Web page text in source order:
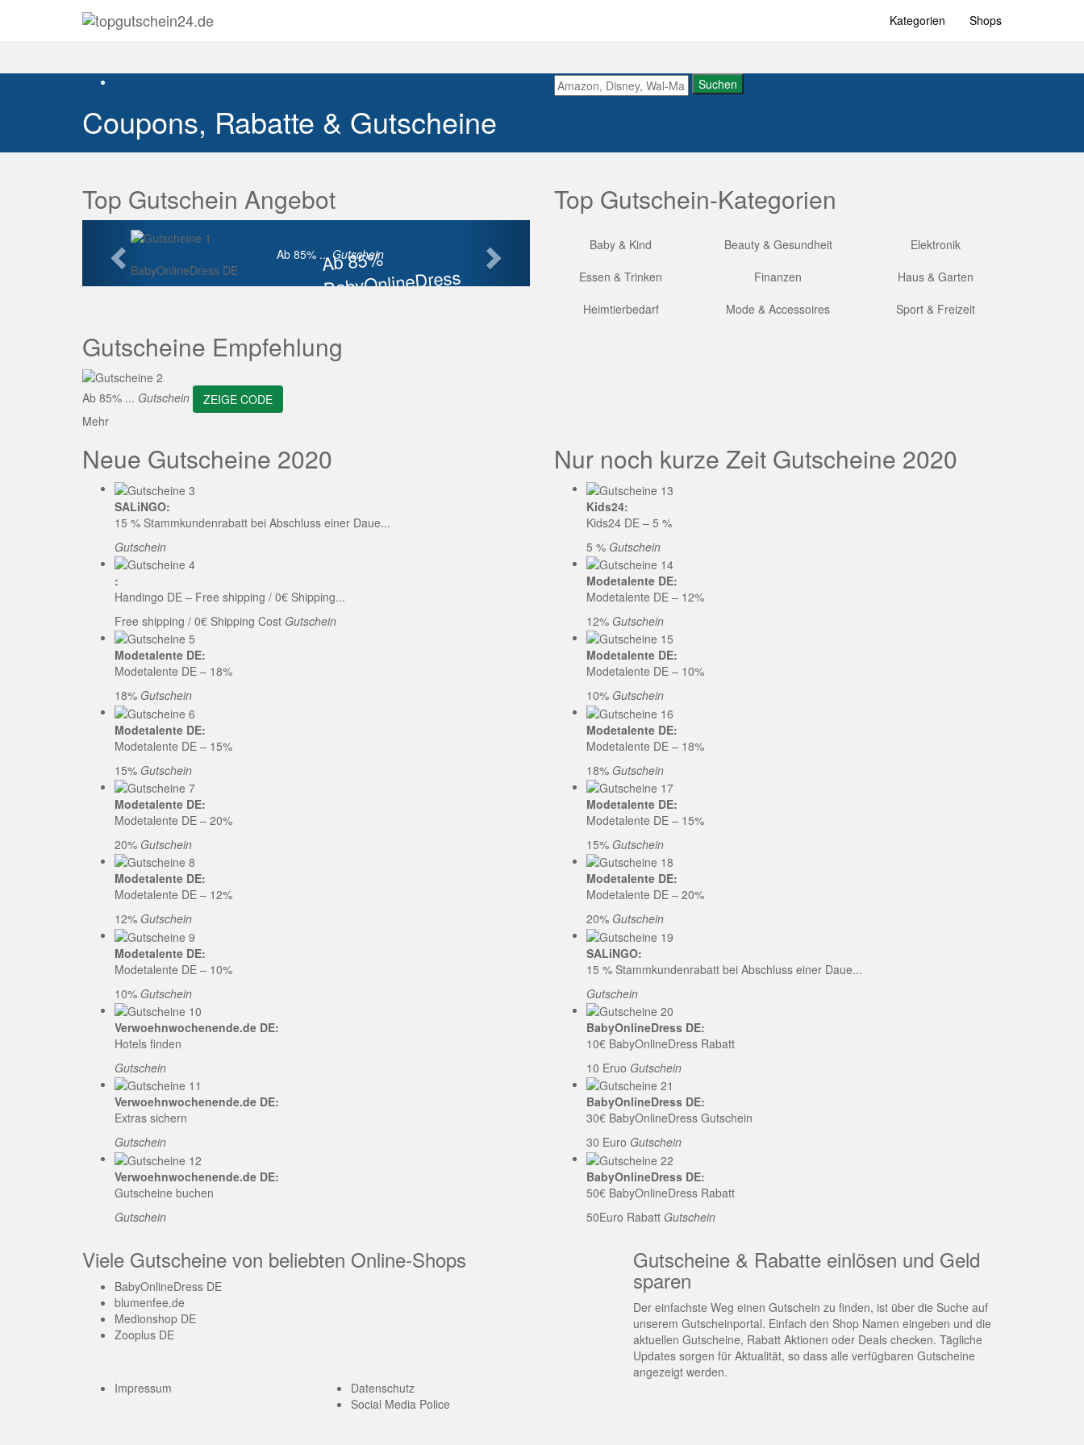
Kategorien Shops
Coupons, Rabatte & Gutscheine
Suchen
Top Gutschein Angebot
Ab 85%
BabyOnlineDress
ZEIGE CODE
Ab 85% ... Gutschein
BabyOnlineDress DE
Vorherige
Top Gutschein-Kategorien
Baby & Kind Beauty & Gesundheit
Elektronik
Essen & Trinken
Finanzen
Haus & Garten
Heimtierbedarf
Mode & Accessoires Sport & Freizeit
Gutscheine Empfehlung
Ab 85% ... Gutschein
ZEIGE CODE
Mehr
Neue Gutscheine 2020
SALiNGO:
15 % Stammkundenrabatt bei Abschluss einer Daue...
Gutschein
:
Handingo DE – Free shipping / 0€ Shipping...
Free shipping / 0€ Shipping Cost Gutschein
Modetalente DE:
Modetalente DE – 18%
18% Gutschein
Modetalente DE:
Modetalente DE – 15%
15% Gutschein
Modetalente DE:
Modetalente DE – 20%
20% Gutschein
Modetalente DE:
Modetalente DE – 12%
12% Gutschein
Modetalente DE:
Modetalente DE – 10%
10% Gutschein
Verwoehnwochenende.de DE:
Hotels finden
Gutschein
Verwoehnwochenende.de DE:
Extras sichern
Gutschein
Verwoehnwochenende.de DE:
Gutscheine buchen
Gutschein
Nur noch kurze Zeit Gutscheine 2020
Kids24:
Kids24 DE – 5 %
5 % Gutschein
Modetalente DE:
Modetalente DE – 12%
12% Gutschein
Modetalente DE:
Modetalente DE – 10%
10% Gutschein
Modetalente DE:
Modetalente DE – 18%
18% Gutschein
Modetalente DE:
Modetalente DE – 15%
15% Gutschein
Modetalente DE:
Modetalente DE – 20%
20% Gutschein
SALiNGO:
15 % Stammkundenrabatt bei Abschluss einer Daue...
Gutschein
BabyOnlineDress DE:
10€ BabyOnlineDress Rabatt
10 Eruo Gutschein
BabyOnlineDress DE:
30€ BabyOnlineDress Gutschein
30 Euro Gutschein
BabyOnlineDress DE:
50€ BabyOnlineDress Rabatt
50Euro Rabatt Gutschein
Viele Gutscheine von beliebten Online-Shops
BabyOnlineDress DE
blumenfee.de
Medionshop DE
Zooplus DE
Gutscheine & Rabatte einlösen und Geld
sparen
Der einfachste Weg einen Gutschein zu finden, ist über die Suche auf
unserem Gutscheinportal. Einfach den Shop Namen eingeben und die
aktuellen Gutscheine, Rabatt Aktionen oder Deals checken. Tägliche
Updates sorgen für Aktualität, so dass alle verfügbaren Gutscheine
angezeigt werden.
Impressum
Datenschutz
Social Media Police